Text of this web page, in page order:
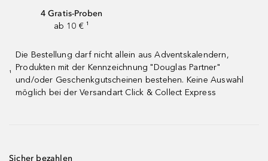
4 Gratis-Proben
ab 10 € ¹
¹
Die Bestellung darf nicht allein aus Adventskalendern,
Produkten mit der Kennzeichnung "Douglas Partner"
und/oder Geschenkgutscheinen bestehen. Keine Auswahl
möglich bei der Versandart Click & Collect Express
Sicher bezahlen